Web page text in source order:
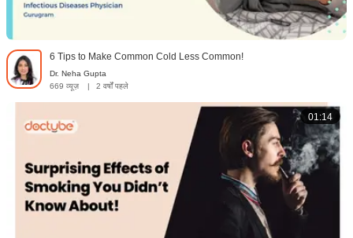
6 Tips to Make Common Cold Less Common!
Dr. Neha Gupta
669 व्यूज़
| 2 वर्षों पहले
01:14